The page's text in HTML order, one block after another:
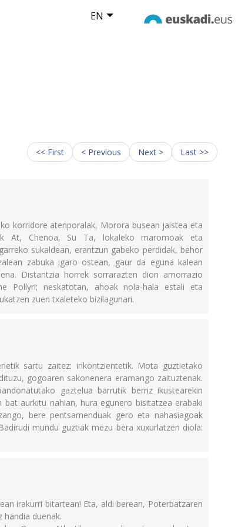
EN
<< First < Previous Next > Last >>
korridore atenporalak, Morora busean jaistea eta
At, Chenoa, Su Ta, lokaleko maromoak eta
sukaldean, erantzun gabeko perdidak, behor
zabuka igaro ostean, gaur da eguna kalean
Distantzia horrek sorrarazten dion amorrazio
Pollyri; neskatotan, ahoak nola-hala estali eta
zuen txaleteko bizilagunari.
sartu zaitez: inkontzientetik. Mota guztietako
gogoaren sakonenera eramango zaituztenak.
gaztelua barrutik berriz ikustearekin
aurkitu nahian, hura egunero bisitatzea erabaki
bere pentsamenduak gero eta nahasiagoak
mundu guztiak mezu bera xuxurlatzen diola:
irakurri bitartean! Eta, aldi berean, Poterbatzaren
duenak.